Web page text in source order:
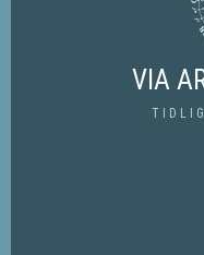
VIA